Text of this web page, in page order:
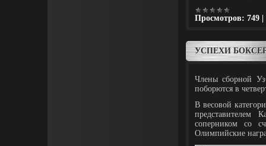
Просмотров: 749
УСПЕХИ
Члены сборной
поборются в
В весовой
представителем
соперником со
Олимпийские